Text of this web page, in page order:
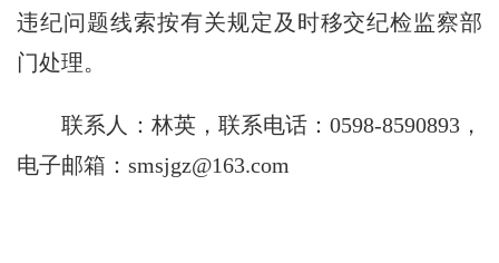
违纪问题线索按有关规定及时移交纪检监察部
门处理。
联系人：林英，联系电话：0598-8590893 ，
电子邮箱：smsjgz@163.com